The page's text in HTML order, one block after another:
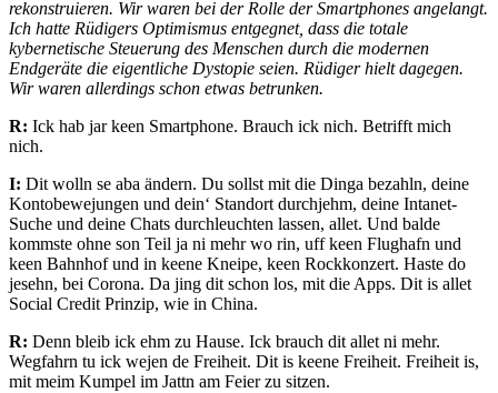
rekonstruieren. Wir waren bei der Rolle der Smartphones angelangt.
Ich hatte Rüdigers Optimismus entgegnet, dass die totale
kybernetische Steuerung des Menschen durch die modernen
Endgeräte die eigentliche Dystopie seien. Rüdiger hielt dagegen.
Wir waren allerdings schon etwas betrunken.
R: Ick hab jar keen Smartphone. Brauch ick nich. Betrifft mich
nich.
I: Dit wolln se aba ändern. Du sollst mit die Dinga bezahln, deine
Kontobewejungen und dein‘ Standort durchjehm, deine Intanet-
Suche und deine Chats durchleuchten lassen, allet. Und balde
kommste ohne son Teil ja ni mehr wo rin, uff keen Flughafn und
keen Bahnhof und in keene Kneipe, keen Rockkonzert. Haste do
jesehn, bei Corona. Da jing dit schon los, mit die Apps. Dit is allet
Social Credit Prinzip, wie in China.
R: Denn bleib ick ehm zu Hause. Ick brauch dit allet ni mehr.
Wegfahrn tu ick wejen de Freiheit. Dit is keene Freiheit. Freiheit is,
mit meim Kumpel im Jattn am Feier zu sitzen.